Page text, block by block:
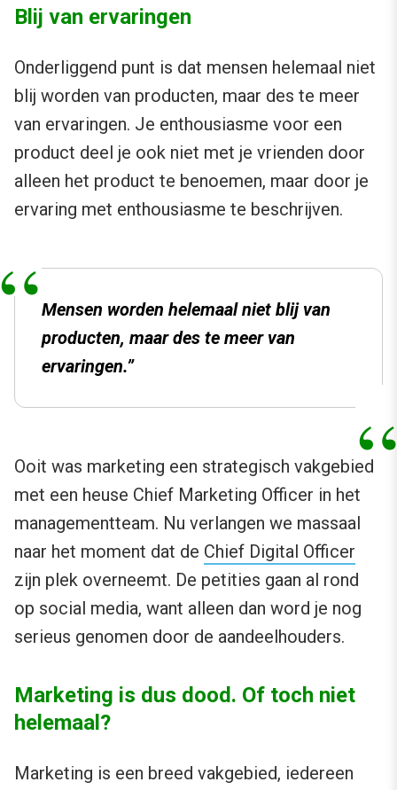
Blij van ervaringen
Onderliggend punt is dat mensen helemaal niet
blij worden van producten, maar des te meer
van ervaringen. Je enthousiasme voor een
product deel je ook niet met je vrienden door
alleen het product te benoemen, maar door je
ervaring met enthousiasme te beschrijven.
Mensen worden helemaal niet blij van
producten, maar des te meer van
ervaringen.”
Ooit was marketing een strategisch vakgebied
met een heuse Chief Marketing Officer in het
managementteam. Nu verlangen we massaal
naar het moment dat de Chief Digital Officer
zijn plek overneemt. De petities gaan al rond
op social media, want alleen dan word je nog
serieus genomen door de aandeelhouders.
Marketing is dus dood. Of toch niet
helemaal?
Marketing is een breed vakgebied, iedereen